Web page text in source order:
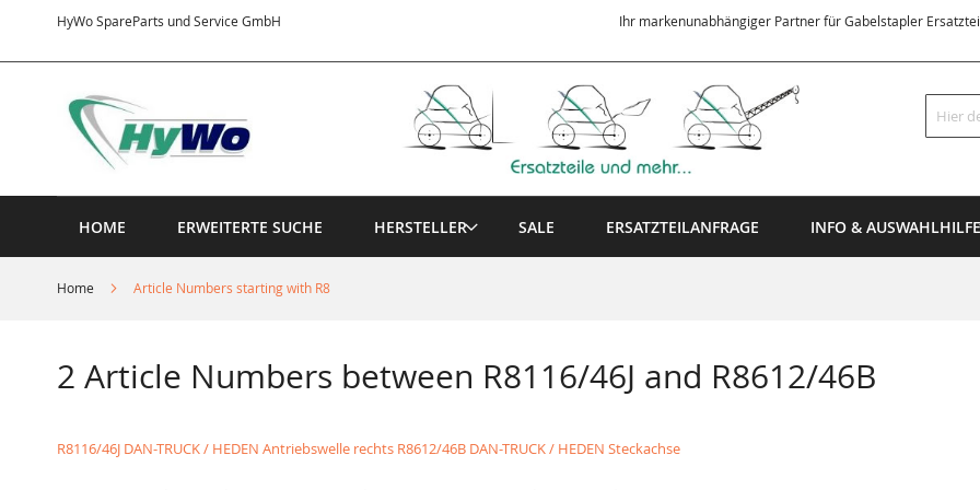
HyWo SpareParts und Service GmbH
Inhalt
Ihr markenunabhängiger Partner für Gabelstapler
Suche
HOME ERWEITERTE SUCHE HERSTELLER SALE ERSATZTEILANFRAGE INFO & AUSWAHLHILFE
Home Article Numbers starting with R8
2 Article Numbers between R8116/46J and R8612/46B
R8116/46J DAN-TRUCK / HEDEN Antriebswelle rechts R8612/46B DAN-TRUCK / HEDEN Steckachse